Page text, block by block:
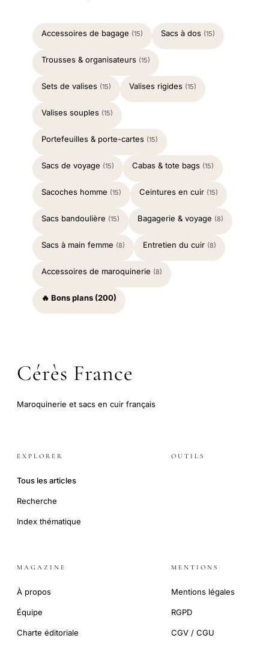
Accessoires de bagage (15) Sacs à dos (15)
Trousses & organisateurs (15)
Sets de valises (15) Valises rigides (15)
Valises souples (15)
Portefeuilles & porte-cartes (15)
Sacs de voyage (15) Cabas & tote bags (15)
Sacoches homme (15) Ceintures en cuir (15)
Sacs bandoulière (15) Bagagerie & voyage (8)
Sacs à main femme (8) Entretien du cuir (8)
Accessoires de maroquinerie (8)
🔥 Bons plans (200)
Cérès France
Maroquinerie et sacs en cuir français
EXPLORER
Tous les articles
Recherche
Index thématique
OUTILS
MAGAZINE
À propos
Équipe
Charte éditoriale
MENTIONS
Mentions légales
RGPD
CGV / CGU